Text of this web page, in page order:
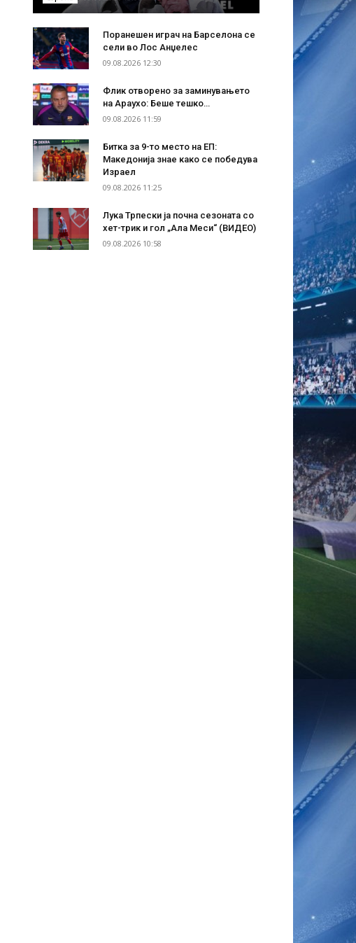
Поранешен играч на Барселона се
сели во Лос Анџелес
09.08.2026 12:30
Флик отворено за заминувањето
на Араухо: Беше тешко…
09.08.2026 11:59
Битка за 9-то место на ЕП:
Македонија знае како се победува
Израел
09.08.2026 11:25
Лука Трпески ја почна сезоната со
хет-трик и гол „Ала Меси“ (ВИДЕО)
09.08.2026 10:58